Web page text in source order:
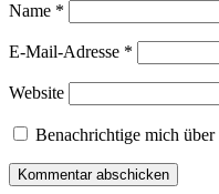
Name *
E-Mail-Adresse *
Website
Benachrichtige mich